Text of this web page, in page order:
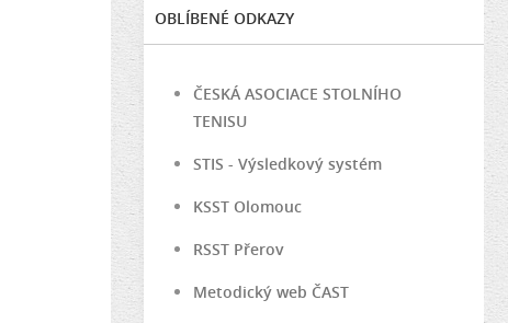
OBLÍBENÉ ODKAZY
ČESKÁ ASOCIACE STOLNÍHO
TENISU
STIS - Výsledkový systém
KSST Olomouc
RSST Přerov
Metodický web ČAST